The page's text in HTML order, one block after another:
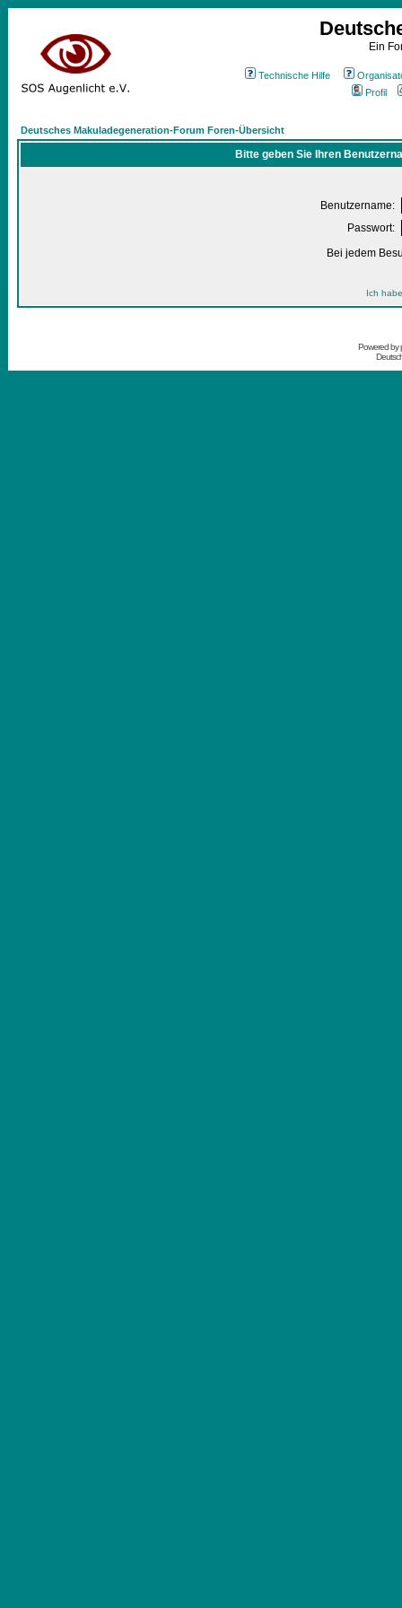
Ein
Technische Hilfe
Profil
Deutsches Makuladegeneration-Forum Foren-Übersicht
Bitte geben Sie Ihren
Benutzername:
Passwort:
Bei jedem
Ich
Powered by